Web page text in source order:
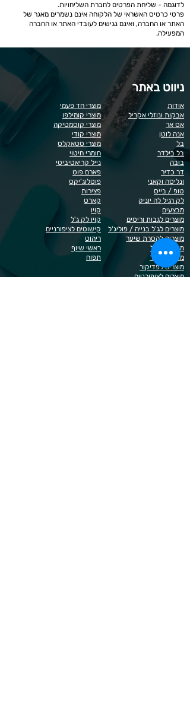
לדוגמה - שליחת הפרטים לחברת השליחויות.
פרטי כרטיס האשראי של הלקוחה אינם נשמרים מאגר של
האתר או החברה, ואינם נגישים לעובדי האתר או החברה
המפעילה.
ניווט באתר
מוצרי חד פעמי
מוצרי קומילפו
מוצרי קוסמטיקה
מוצרי קודי
מוצרי סטאקלס
חומרי חיטוי
נייל קריאטיביטי
פארם פוט
פוטלוג'יקס
פצירות
קארט
קויו
קויו לק ג'ל
קישוטים לציפורניים
ריהוט
ראשי שיוף
תפוח
אודות
אבקות ונוזלי אקריל
אס אר
אנה לוטן
בל
בל בילדר
בובה
דר כדיר
ונליסה וקאני
טופ / בייס
לק רגיל לה יוניק
מבצעים
מוצרים לגבות וריסים
מוצרים לג'ל בנייה / פוליג'ל
מוצרים להסרת שיער
מוצרי חשמל
מוצרים לייזר
מוצרים לפדיקור
מוצרים לציפורניים